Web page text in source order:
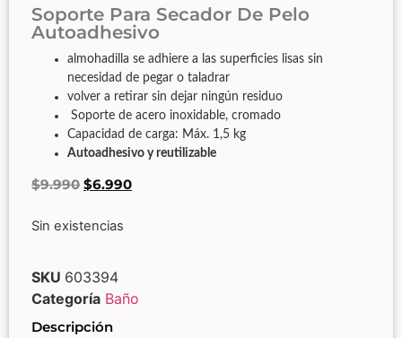
Soporte Para Secador De Pelo
Autoadhesivo
almohadilla se adhiere a las superficies lisas sin
necesidad de pegar o taladrar
volver a retirar sin dejar ningún residuo
Soporte de acero inoxidable, cromado
Capacidad de carga: Máx. 1,5 kg
Autoadhesivo y reutilizable
$9.990 $6.990
Sin existencias
SKU 603394
Categoría Baño
Descripción